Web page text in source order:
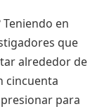
en
que
alrededor de
cincuenta
para